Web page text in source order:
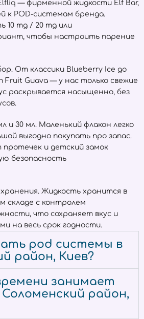
— фирменной жидкости Elf Bar,
к POD-системам бренда.
10 mg / 20 mg или
чтобы настроить парение
От классики Blueberry Ice до
Fruit Guava — у нас только свежие
раскрывается насыщенно, без
и 30 мл. Маленький флакон легко
выгодно покупать про запас.
и детский замок
безопасность
Жидкость хранится в
складе с контролем
что сохраняет вкус и
на весь срок годности.
pod системы в
район, Киев?
занимает
район,